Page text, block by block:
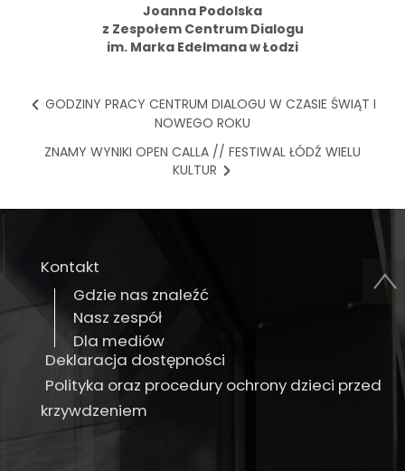
Joanna Podolska
z Zespołem Centrum Dialogu
im. Marka Edelmana w Łodzi
GODZINY PRACY CENTRUM DIALOGU W CZASIE ŚWIĄT I
NOWEGO ROKU
ZNAMY WYNIKI OPEN CALLA // FESTIWAL ŁÓDŹ WIELU
KULTUR
Kontakt
Gdzie nas znaleźć
Nasz zespół
Dla mediów
Deklaracja dostępności
Polityka oraz procedury ochrony dzieci przed
krzywdzeniem